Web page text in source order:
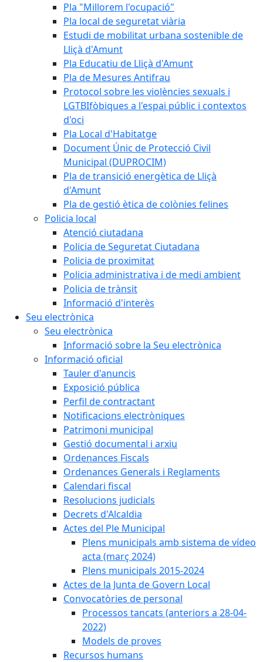
Pla "Millorem l'ocupació"
Pla local de seguretat viària
Estudi de mobilitat urbana sostenible de
Lliçà d'Amunt
Pla Educatiu de Lliçà d'Amunt
Pla de Mesures Antifrau
Protocol sobre les violències sexuals i
LGTBIfòbiques a l'espai públic i contextos
d'oci
Pla Local d'Habitatge
Document Únic de Protecció Civil
Municipal (DUPROCIM)
Pla de transició energètica de Lliçà
d'Amunt
Pla de gestió ètica de colònies felines
Policia local
Atenció ciutadana
Policia de Seguretat Ciutadana
Policia de proximitat
Policia administrativa i de medi ambient
Policia de trànsit
Informació d'interès
Seu electrònica
Seu electrònica
Informació sobre la Seu electrònica
Informació oficial
Tauler d'anuncis
Exposició pública
Perfil de contractant
Notificacions electròniques
Patrimoni municipal
Gestió documental i arxiu
Ordenances Fiscals
Ordenances Generals i Reglaments
Calendari fiscal
Resolucions judicials
Decrets d'Alcaldia
Actes del Ple Municipal
Plens municipals amb sistema de vídeo
acta (març 2024)
Plens municipals 2015-2024
Actes de la Junta de Govern Local
Convocatòries de personal
Processos tancats (anteriors a 28-04-
2022)
Models de proves
Recursos humans